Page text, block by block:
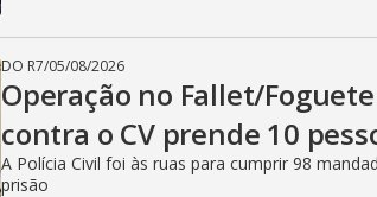
DO R7/05/08/2026
Operação no Fallet/
contra o CV prende 10
A Polícia Civil foi às ruas para cumprir 98
prisão